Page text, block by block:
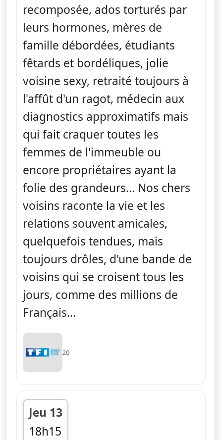
recomposée, ados torturés par
leurs hormones, mères de
famille débordées, étudiants
fêtards et bordéliques, jolie
voisine sexy, retraité toujours à
l'affût d'un ragot, médecin aux
diagnostics approximatifs mais
qui fait craquer toutes les
femmes de l'immeuble ou
encore propriétaires ayant la
folie des grandeurs... Nos chers
voisins raconte la vie et les
relations souvent amicales,
quelquefois tendues, mais
toujours drôles, d'une bande de
voisins qui se croisent tous les
jours, comme des millions de
Français...
20
Jeu 13
18h15